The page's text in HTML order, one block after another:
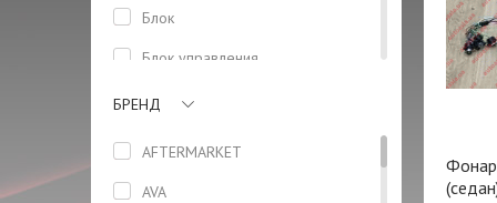
Блок
Блок управления
(водительский)
Боковая панель кузова
Болт
БРЕНД
AFTERMARKET
AVA